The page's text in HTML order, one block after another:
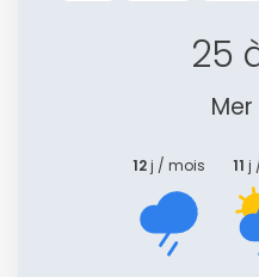
25
Mer
12j / mois 11 j